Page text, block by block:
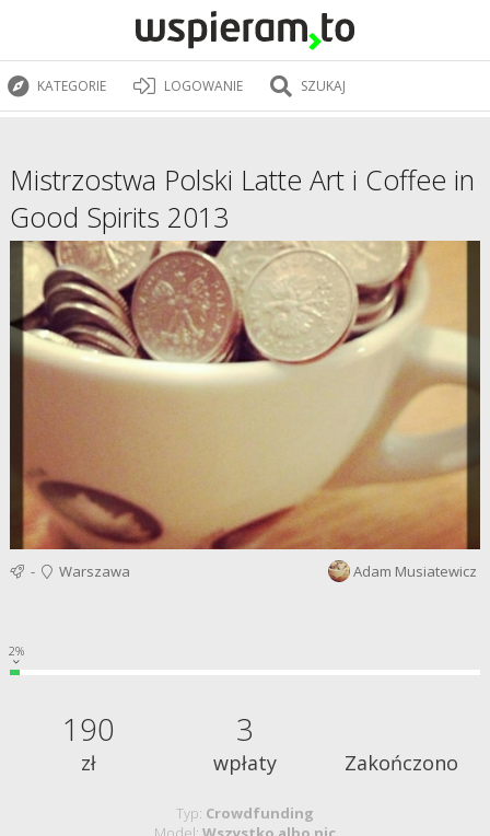
KATEGORIE LOGOWANIE SZUKAJ
Mistrzostwa Polski Latte Art i Coffee in
Good Spirits 2013
- Warszawa Adam Musiatewicz
2%
190
zł
3
wpłaty Zakończono
Typ: Crowdfunding